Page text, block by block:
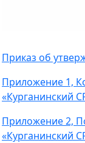
Приказ об
Приложение 1,
«Курганинский
Приложение 2,
«Курганинский